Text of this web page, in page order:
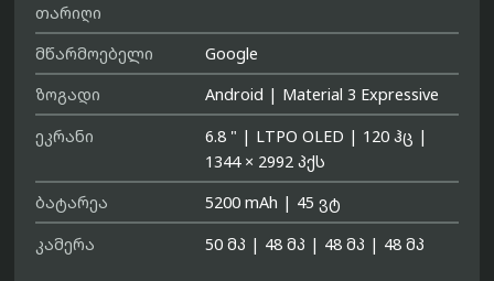
თარიღი
მწარმოებელი
Google
ზოგადი
Android | Material 3 Expressive
ეკრანი
6.8 " | LTPO OLED | 120 ჰც |
1344 × 2992 პქს
ბატარეა
5200 mAh | 45 ვტ
კამერა
50 მპ | 48 მპ | 48 მპ | 48 მპ